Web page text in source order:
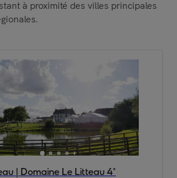
à proximité des villes principales
| Domaine Le Litteau 4*